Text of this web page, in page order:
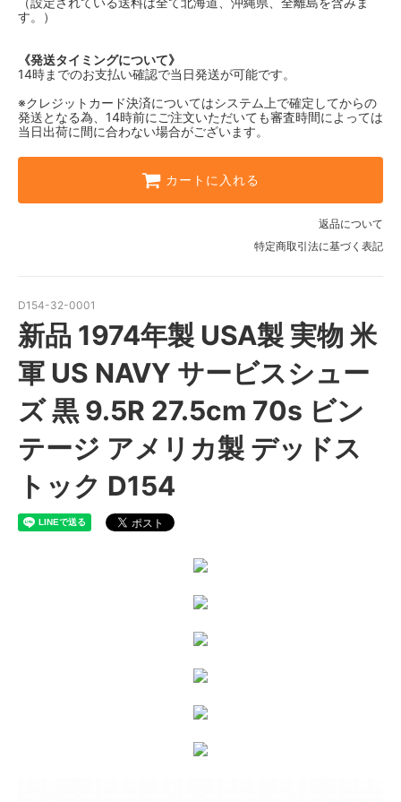
す。）
《発送タイミングについて》
14時までのお支払い確認で当日発送が可能です。
※クレジットカード決済についてはシステム上で確定してからの
発送となる為、14時前にご注文いただいても審査時間によっては
当日出荷に間に合わない場合がございます。
カートに入れる
返品について
特定商取引法に基づく表記
D154-32-0001
新品 1974年製 USA製 実物 米
軍 US NAVY サービスシュー
ズ 黒 9.5R 27.5cm 70s ビン
テージ アメリカ製 デッドス
トック D154